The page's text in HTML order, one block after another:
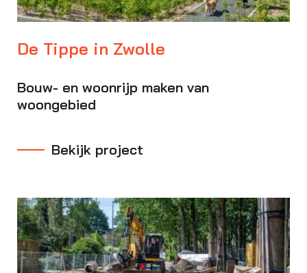
De Tippe in Zwolle
Bouw- en woonrijp maken van
woongebied
Bekijk project